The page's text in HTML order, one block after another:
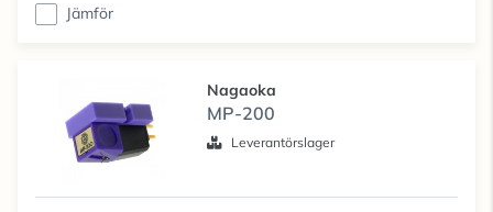
Jämför
Nagaoka
MP-200
Leverantörslager